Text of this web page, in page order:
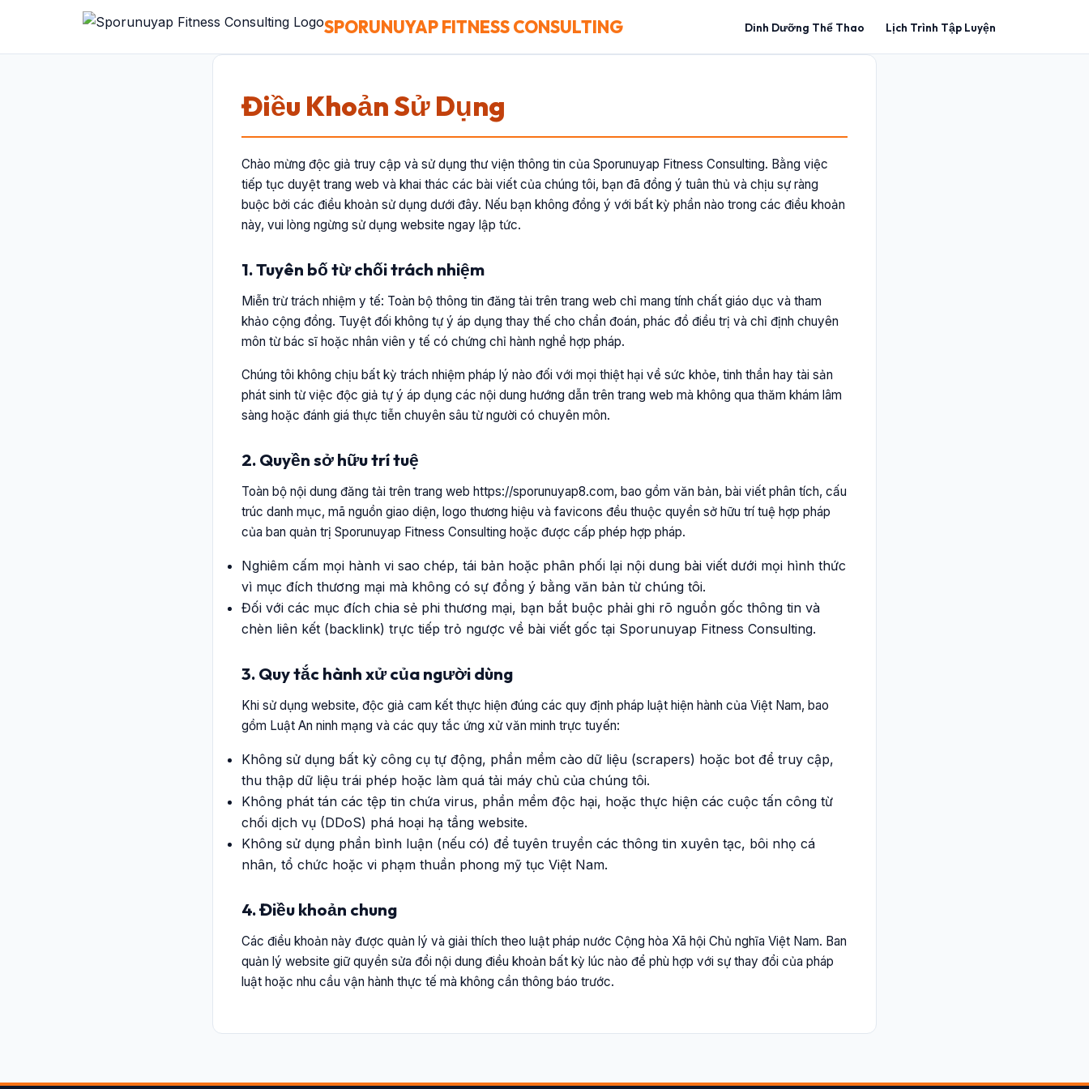
SPORUNUYAP FITNESS CONSULTING Dinh Dưỡng Thể Thao Lịch Trình Tập Luyện
Điều Khoản Sử Dụng
Chào mừng độc giả truy cập và sử dụng thư viện thông tin của Sporunuyap Fitness Consulting. Bằng việc
tiếp tục duyệt trang web và khai thác các bài viết của chúng tôi, bạn đã đồng ý tuân thủ và chịu sự ràng
buộc bởi các điều khoản sử dụng dưới đây. Nếu bạn không đồng ý với bất kỳ phần nào trong các điều khoản
này, vui lòng ngừng sử dụng website ngay lập tức.
1. Tuyên bố từ chối trách nhiệm
Miễn trừ trách nhiệm y tế: Toàn bộ thông tin đăng tải trên trang web chỉ mang tính chất giáo dục và tham
khảo cộng đồng. Tuyệt đối không tự ý áp dụng thay thế cho chẩn đoán, phác đồ điều trị và chỉ định chuyên
môn từ bác sĩ hoặc nhân viên y tế có chứng chỉ hành nghề hợp pháp.
Chúng tôi không chịu bất kỳ trách nhiệm pháp lý nào đối với mọi thiệt hại về sức khỏe, tinh thần hay tài sản
phát sinh từ việc độc giả tự ý áp dụng các nội dung hướng dẫn trên trang web mà không qua thăm khám lâm
sàng hoặc đánh giá thực tiễn chuyên sâu từ người có chuyên môn.
2. Quyền sở hữu trí tuệ
Toàn bộ nội dung đăng tải trên trang web https://sporunuyap8.com, bao gồm văn bản, bài viết phân tích, cấu
trúc danh mục, mã nguồn giao diện, logo thương hiệu và favicons đều thuộc quyền sở hữu trí tuệ hợp pháp
của ban quản trị Sporunuyap Fitness Consulting hoặc được cấp phép hợp pháp.
Nghiêm cấm mọi hành vi sao chép, tái bản hoặc phân phối lại nội dung bài viết dưới mọi hình thức
vì mục đích thương mại mà không có sự đồng ý bằng văn bản từ chúng tôi.
Đối với các mục đích chia sẻ phi thương mại, bạn bắt buộc phải ghi rõ nguồn gốc thông tin và
chèn liên kết (backlink) trực tiếp trỏ ngược về bài viết gốc tại Sporunuyap Fitness Consulting.
3. Quy tắc hành xử của người dùng
Khi sử dụng website, độc giả cam kết thực hiện đúng các quy định pháp luật hiện hành của Việt Nam, bao
gồm Luật An ninh mạng và các quy tắc ứng xử văn minh trực tuyến:
Không sử dụng bất kỳ công cụ tự động, phần mềm cào dữ liệu (scrapers) hoặc bot để truy cập,
thu thập dữ liệu trái phép hoặc làm quá tải máy chủ của chúng tôi.
Không phát tán các tệp tin chứa virus, phần mềm độc hại, hoặc thực hiện các cuộc tấn công từ
chối dịch vụ (DDoS) phá hoại hạ tầng website.
Không sử dụng phần bình luận (nếu có) để tuyên truyền các thông tin xuyên tạc, bôi nhọ cá
nhân, tổ chức hoặc vi phạm thuần phong mỹ tục Việt Nam.
4. Điều khoản chung
Các điều khoản này được quản lý và giải thích theo luật pháp nước Cộng hòa Xã hội Chủ nghĩa Việt Nam. Ban
quản lý website giữ quyền sửa đổi nội dung điều khoản bất kỳ lúc nào để phù hợp với sự thay đổi của pháp
luật hoặc nhu cầu vận hành thực tế mà không cần thông báo trước.